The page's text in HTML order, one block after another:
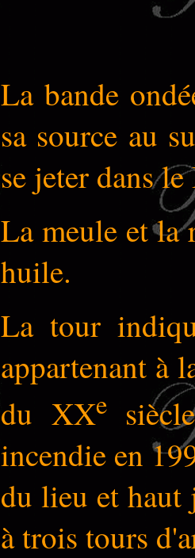
La bande
sa source au
se jeter dans
La meule et la
huile.
La tour
appartenant à
du XXe
incendie en
du lieu et haut
à trois tours